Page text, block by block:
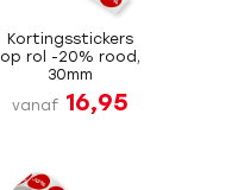
Kortingsstickers
op rol -20% rood,
30mm
vanaf 16,95